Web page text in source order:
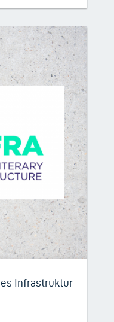
Infrastruktur